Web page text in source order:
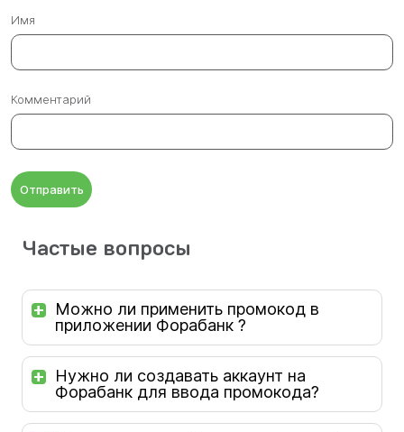
Имя
Комментарий
Отправить
Частые вопросы
Можно ли применить промокод в
приложении Форабанк ?
Нужно ли создавать аккаунт на
Форабанк для ввода промокода?